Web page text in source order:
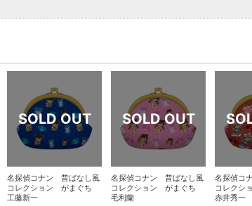
名探偵コナン 昔ばなし風
コレクション がまぐち
工藤新一
名探偵コナン 昔ばなし風
コレクション がまぐち
毛利蘭
名探偵コ
コレクシ
赤井秀一